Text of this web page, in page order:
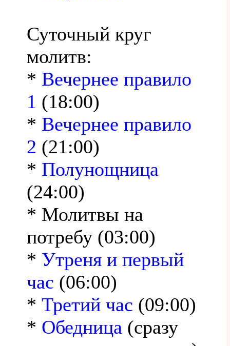
Суточный круг
молитв:
* Вечернее правило
1 (18:00)
* Вечернее правило
2 (21:00)
* Полунощница
(24:00)
* Молитвы на
потребу (03:00)
* Утреня и первый
час (06:00)
* Третий час (09:00)
* Обедница (сразу